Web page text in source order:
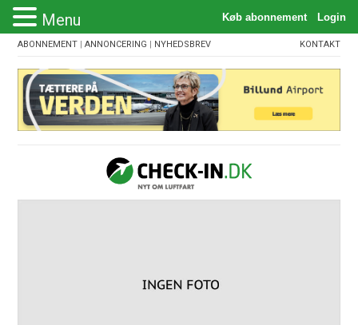
ABONNEMENT |ANNONCERING | NYHEDSBREV KONTAKT
Menu